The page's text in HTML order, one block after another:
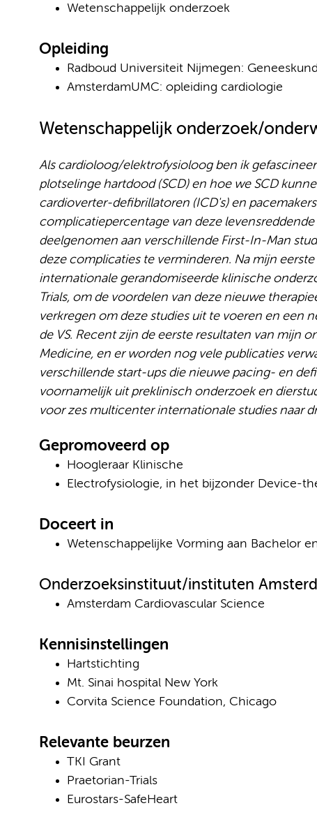
Wetenschappelijk onderzoek
Opleiding
Radboud Universiteit Nijmegen:
AmsterdamUMC: opleiding cardiologie
Wetenschappelijk onderzoek/
Als cardioloog/elektrofysioloog ben ik
plotselinge hartdood (SCD) en hoe we SCD
cardioverter-defibrillatoren (ICD's) en
complicatiepercentage van deze
deelgenomen aan verschillende First-In-Man
deze complicaties te verminderen. Na mijn
internationale gerandomiseerde klinische
Trials, om de voordelen van deze nieuwe
verkregen om deze studies uit te voeren en een
de VS. Recent zijn de eerste resultaten van mijn
Medicine, en er worden nog vele publicaties
verschillende start-ups die nieuwe pacing- en
voornamelijk uit preklinisch onderzoek en
voor zes multicenter internationale studies naar
Gepromoveerd op
Hoogleraar Klinische
Electrofysiologie, in het bijzonder Device-
Doceert in
Wetenschappelijke Vorming aan Bachelor
Onderzoeksinstituut/instituten
Amsterdam Cardiovascular Science
Kennisinstellingen
Hartstichting
Mt. Sinai hospital New York
Corvita Science Foundation, Chicago
Relevante beurzen
TKI Grant
Praetorian-Trials
Eurostars-SafeHeart